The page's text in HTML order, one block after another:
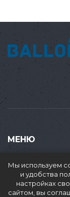
МЕНЮ
Продать
Доставка
Мы используем
и удобства
настройках
сайтом, вы